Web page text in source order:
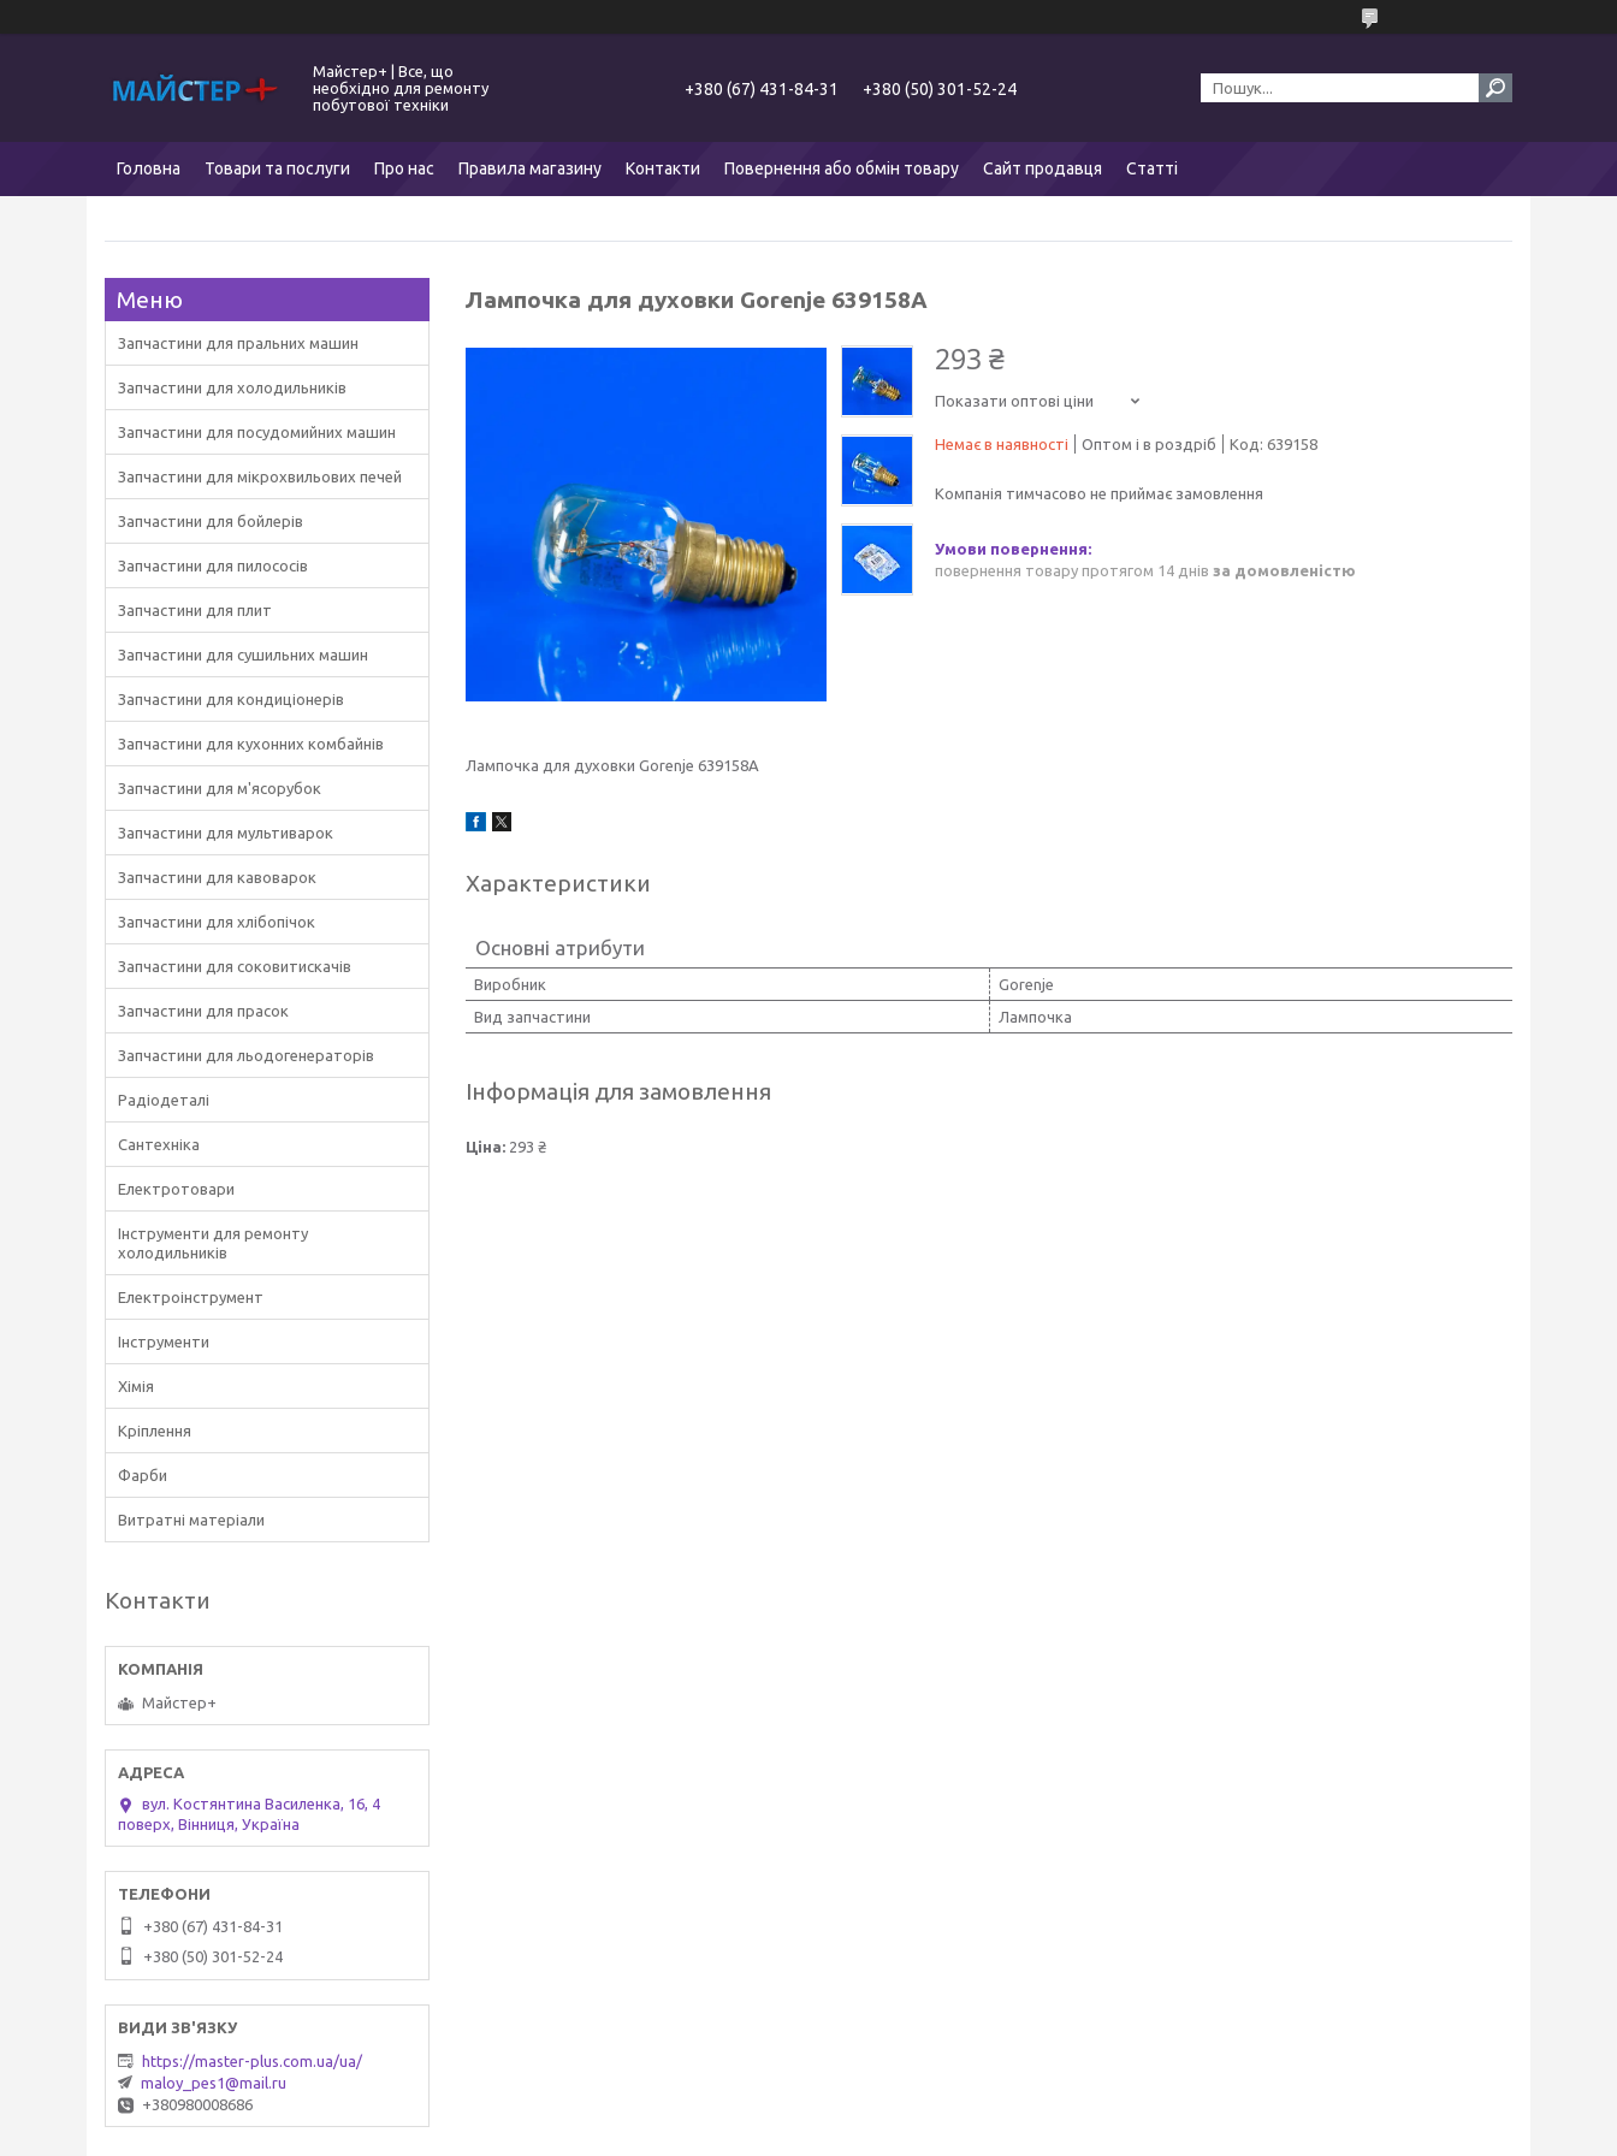
Майстер+ | Все, що
необхідно для ремонту
побутової техніки
+380 (67) 431-84-31 +380 (50) 301-52-24
Головна Товари та послуги Про нас Правила магазину Контакти Повернення або обмін товару Сайт продавця Статті
Лампочка для духовки Gorenje 639158A
293 ₴
Показати оптові ціни
Немає в наявності Оптом і в роздріб Код: 639158
Компанія тимчасово не приймає замовлення
повернення товару протягом 14 днів за домовленістю
Лампочка для духовки Gorenje 639158A
Характеристики
Основні атрибути
Виробник
Gorenje
Вид запчастини
Лампочка
Інформація для замовлення
Ціна: 293 ₴
Запчастини для пральних машин
Запчастини для холодильників
Запчастини для посудомийних машин
Запчастини для мікрохвильових печей
Запчастини для бойлерів
Запчастини для пилососів
Запчастини для плит
Запчастини для сушильних машин
Запчастини для кондиціонерів
Запчастини для кухонних комбайнів
Запчастини для м'ясорубок
Запчастини для мультиварок
Запчастини для кавоварок
Запчастини для хлібопічок
Запчастини для соковитискачів
Запчастини для прасок
Запчастини для льодогенераторів
Радіодеталі
Сантехніка
Електротовари
Інструменти для ремонту
холодильників
Електроінструмент
Інструменти
Хімія
Кріплення
Фарби
Витратні матеріали
Контакти
Майстер+
вул. Костянтина Василенка, 16, 4
поверх, Вінниця, Україна
+380 (67) 431-84-31
+380 (50) 301-52-24
https://master-plus.com.ua/ua/
maloy_pes1@mail.ru
+380980008686